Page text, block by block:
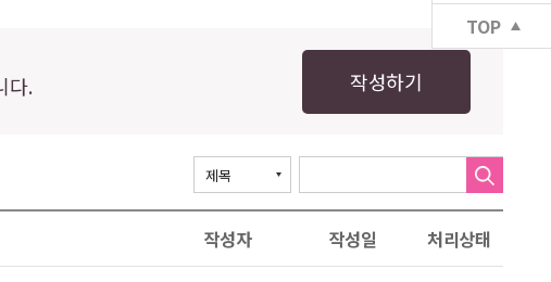
다. 작성하기
작성자 작성일 처리상태
TOP